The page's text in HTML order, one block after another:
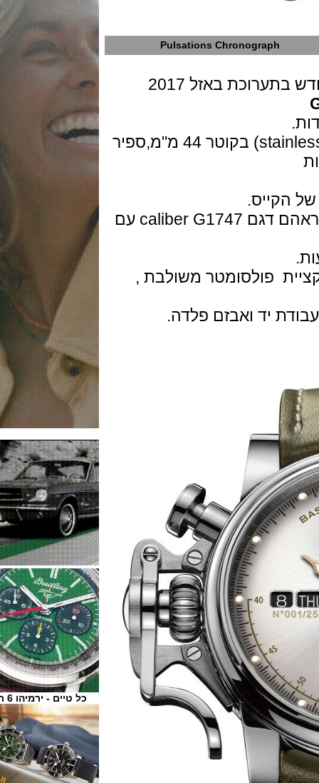
Pulsations Chronograph
באזל 2017
גוף השעון בנוי פלדת אל חלד (stainless steel) בקוטר 44 מ"מ,ספיר
המנגנון מכני אוטומטי השוויצרי של גראהם דגם caliber G1747 עם
פולסומטר משולבת ,
יד ואבזם פלדה.
כל טיים - ירמיהו 6 ת"א